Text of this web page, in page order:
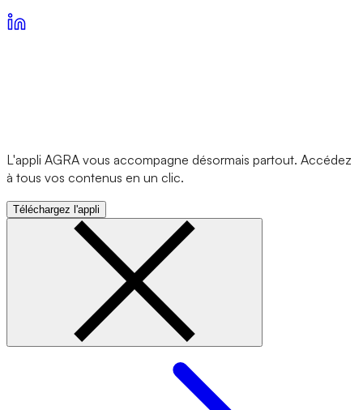
L'appli AGRA vous accompagne désormais partout. Accédez
à tous vos contenus en un clic.
Téléchargez l'appli